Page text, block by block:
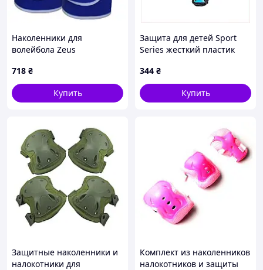
Наколенники для
волейбола Zeus
голубые унисекс защита
для колен для спортсменов
718 ₴
Купить
Защита для детей Sport
Series жесткий пластик
344 ₴
Купить
Защитные наколенники и
налокотники для
Комплект из наколенников
налокотников и защиты